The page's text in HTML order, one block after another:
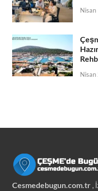
Cesmedebugun.com.tr